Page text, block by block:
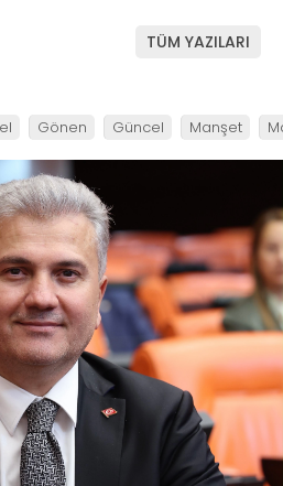
TÜM YAZILARI
Gönen Güncel Manşet